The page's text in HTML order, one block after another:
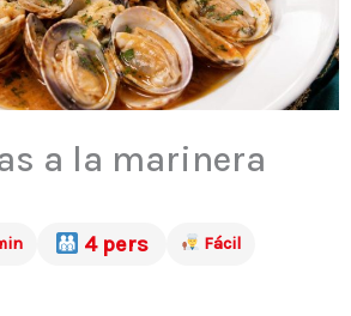
a la marinera
4 pers Fácil